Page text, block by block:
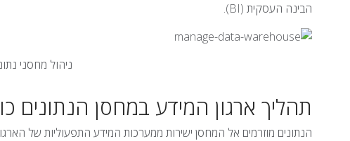
הבינה העסקית (BI).
ניהול מחסני
תהליך ארגון המידע במחסן הנתונים
הנתונים מוזרמים אל המחסן ישירות ממערכות המידע התפעוליות של